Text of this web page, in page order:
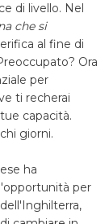
di livello. Nel
che si
al fine di
Ora
per
ti recherai
capacità.
giorni.
ha
per